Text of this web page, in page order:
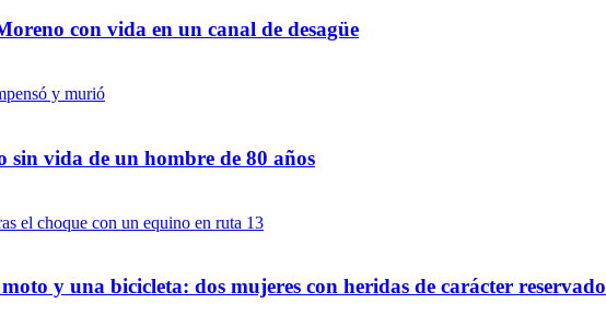
con vida en un canal de desagüe
sin vida de un hombre de 80 años
y una bicicleta: dos mujeres con heridas de carácter reservado